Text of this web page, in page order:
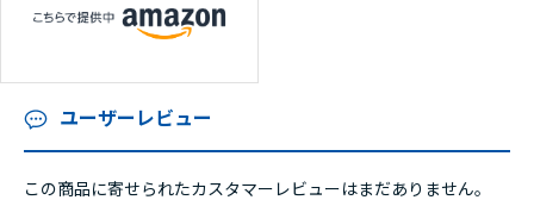
第1章 施工計画
第1節 施工計画の基本事項
第2節 仮設計画
ユーザーレビュー
この商品に寄せられたカスタマーレビューはまだありません。